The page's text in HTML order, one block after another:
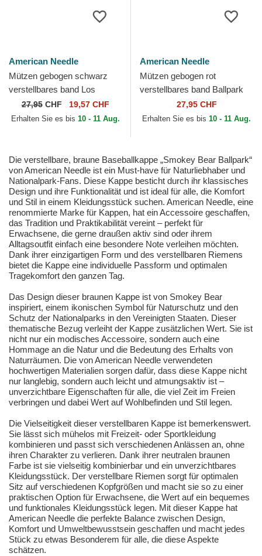
American Needle
Mützen gebogen schwarz
verstellbares band Los
Angeles Dodgers Ballpark
der Los Angeles Dodgers...
27,95CHF 19,57 CHF
Erhalten Sie es bis 10 - 11 Aug.
American Needle
Mützen gebogen rot
verstellbares band Ballpark
von American Needle
27,95 CHF
Erhalten Sie es bis 10 - 11 Aug.
Die verstellbare, braune Baseballkappe „Smokey Bear Ballpark“
von American Needle ist ein Must-have für Naturliebhaber und
Nationalpark-Fans. Diese Kappe besticht durch ihr klassisches
Design und ihre Funktionalität und ist ideal für alle, die Komfort
und Stil in einem Kleidungsstück suchen. American Needle, eine
renommierte Marke für Kappen, hat ein Accessoire geschaffen,
das Tradition und Praktikabilität vereint – perfekt für
Erwachsene, die gerne draußen aktiv sind oder ihrem
Alltagsoutfit einfach eine besondere Note verleihen möchten.
Dank ihrer einzigartigen Form und des verstellbaren Riemens
bietet die Kappe eine individuelle Passform und optimalen
Tragekomfort den ganzen Tag.
Das Design dieser braunen Kappe ist von Smokey Bear
inspiriert, einem ikonischen Symbol für Naturschutz und den
Schutz der Nationalparks in den Vereinigten Staaten. Dieser
thematische Bezug verleiht der Kappe zusätzlichen Wert. Sie ist
nicht nur ein modisches Accessoire, sondern auch eine
Hommage an die Natur und die Bedeutung des Erhalts von
Naturräumen. Die von American Needle verwendeten
hochwertigen Materialien sorgen dafür, dass diese Kappe nicht
nur langlebig, sondern auch leicht und atmungsaktiv ist –
unverzichtbare Eigenschaften für alle, die viel Zeit im Freien
verbringen und dabei Wert auf Wohlbefinden und Stil legen.
Die Vielseitigkeit dieser verstellbaren Kappe ist bemerkenswert.
Sie lässt sich mühelos mit Freizeit- oder Sportkleidung
kombinieren und passt sich verschiedenen Anlässen an, ohne
ihren Charakter zu verlieren. Dank ihrer neutralen braunen
Farbe ist sie vielseitig kombinierbar und ein unverzichtbares
Kleidungsstück. Der verstellbare Riemen sorgt für optimalen
Sitz auf verschiedenen Kopfgrößen und macht sie so zu einer
praktischen Option für Erwachsene, die Wert auf ein bequemes
und funktionales Kleidungsstück legen. Mit dieser Kappe hat
American Needle die perfekte Balance zwischen Design,
Komfort und Umweltbewusstsein geschaffen und macht jedes
Stück zu etwas Besonderem für alle, die diese Aspekte
schätzen.